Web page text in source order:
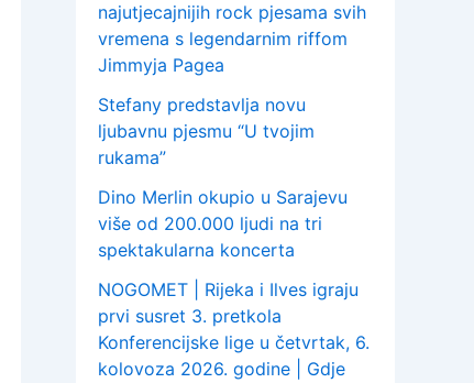
najutjecajnijih rock pjesama svih
vremena s legendarnim riffom
Jimmyja Pagea
Stefany predstavlja novu
ljubavnu pjesmu “U tvojim
rukama”
Dino Merlin okupio u Sarajevu
više od 200.000 ljudi na tri
spektakularna koncerta
NOGOMET | Rijeka i Ilves igraju
prvi susret 3. pretkola
Konferencijske lige u četvrtak, 6.
kolovoza 2026. godine | Gdje